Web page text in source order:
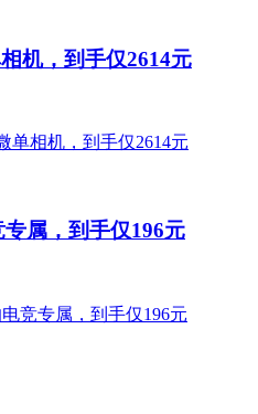
机，到手仅2614元
属，到手仅196元